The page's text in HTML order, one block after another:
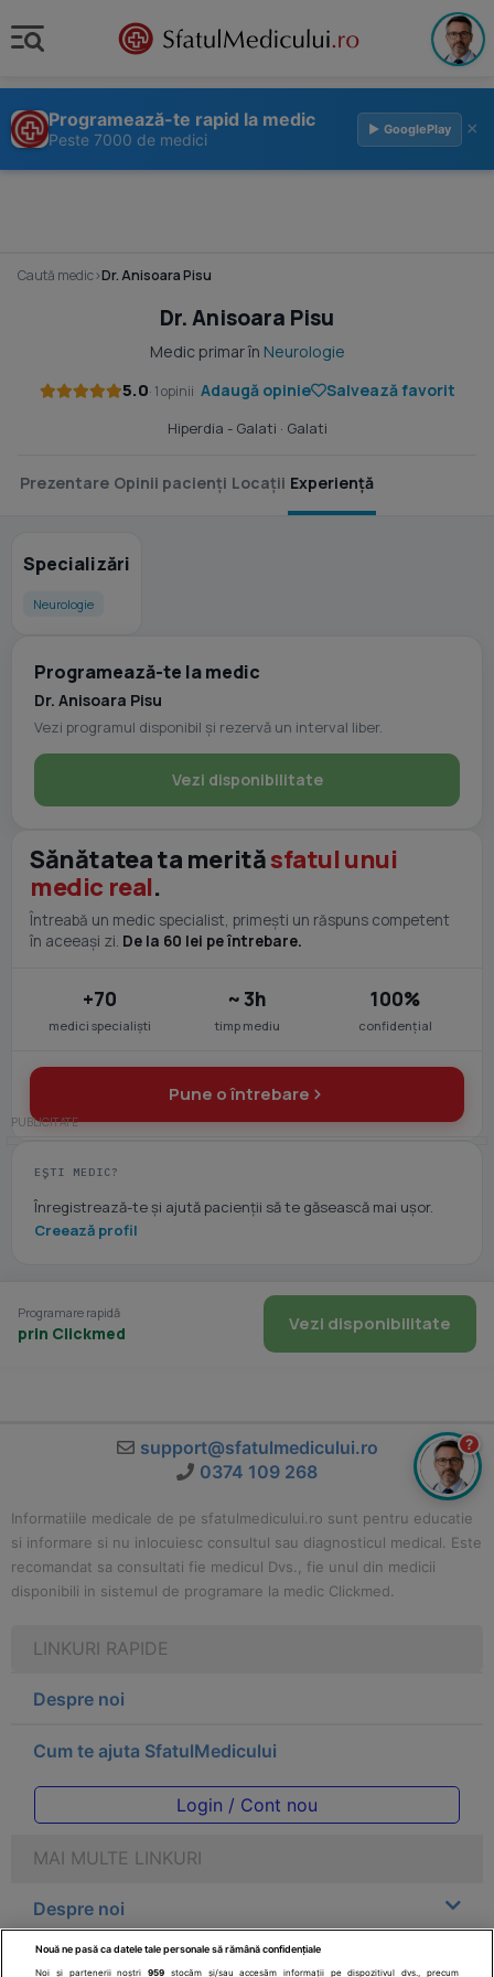
Programează-te rapid la medic
Peste 7000 de medici
▶ GooglePlay ×
Caută medic›Dr. Anisoara Pisu
Dr. Anisoara Pisu
Medic primar în Neurologie
5.0· 1 opinii Adaugă opinie Salvează favorit
Hiperdia - Galati · Galati
Prezentare Opinii pacienți Locații Experiență
Specializări
Neurologie
Programează-te la medic
Dr. Anisoara Pisu
Vezi programul disponibil și rezervă un interval liber.
Vezi disponibilitate
Sănătatea ta merităsfatul unui
medic real.
Întreabă un medic specialist, primești un răspuns competent
în aceeași zi. De la 60 lei pe întrebare.
+70
medici specialiști
~ 3h
timp mediu
100%
confidențial
Pune o întrebare
EȘTI MEDIC?
Înregistrează-te și ajută pacienții să te găsească mai ușor.
Creează profil
Programare rapidă
prin Clickmed Vezi disponibilitate
support@sfatulmedicului.ro
0374 109 268
Informatiile medicale de pe sfatulmedicului.ro sunt pentru educatie
si informare si nu inlocuiesc consultul sau diagnosticul medical. Este
recomandat sa consultati fie medicul Dvs., fie unul din medicii
disponibili in sistemul de programare la medic Clickmed.
LINKURI RAPIDE
Despre noi
Cum te ajuta SfatulMedicului
Login / Cont nou
MAI MULTE LINKURI
Despre noi
Legal
?
Nouă ne pasă ca datele tale personale să rămână confidențiale
Noi și partenerii noștri959 stocăm și/sau accesăm informații pe dispozitivul dvs., precum